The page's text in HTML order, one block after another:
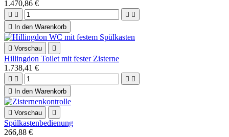
1.470,86 €
   

In den Warenkorb
 Vorschau 
Hillingdon Toilet mit fester Zisterne
1.738,41 €
   

In den Warenkorb
 Vorschau 
Spülkastenbedienung
266,88 €